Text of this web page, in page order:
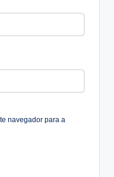
navegador para a